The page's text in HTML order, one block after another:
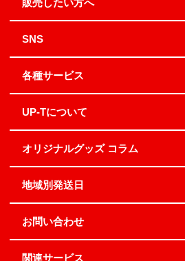
販売したい方へ
SNS
各種サービス
UP-Tについて
オリジナルグッズ コラム
地域別発送日
お問い合わせ
関連サービス